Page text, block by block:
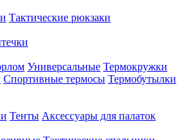
Тактические рюкзаки
Универсальные Термокружки
Спортивные термосы Термобутылки
Тенты Аксессуары для палаток